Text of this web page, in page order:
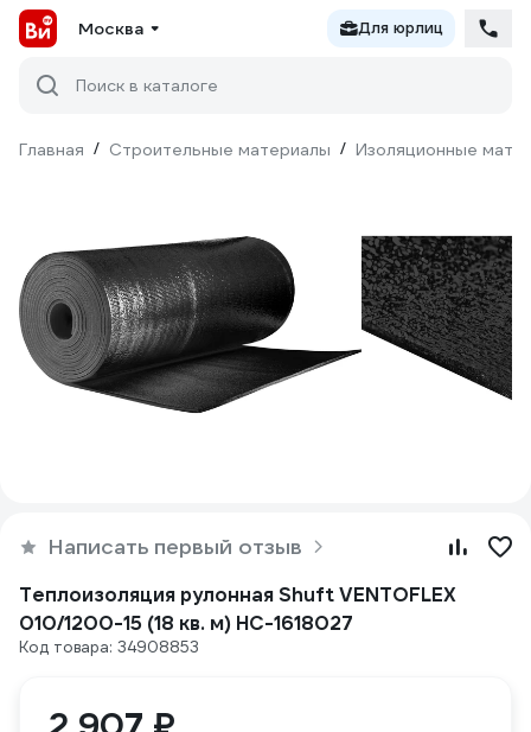
Москва Для юрлиц
Поиск в каталоге
Главная / Строительные материалы / Изоляционные
Написать первый отзыв
Теплоизоляция рулонная Shuft VENTOFLEX
010/1200-15 (18 кв. м) НС-1618027
Код товара: 34908853